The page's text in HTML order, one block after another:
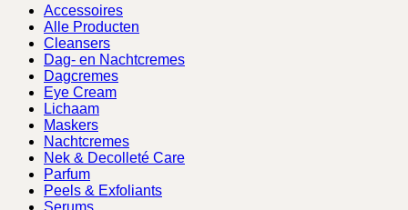
Accessoires
Alle Producten
Cleansers
Dag- en Nachtcremes
Dagcremes
Eye Cream
Lichaam
Maskers
Nachtcremes
Nek & Decolleté Care
Parfum
Peels & Exfoliants
Serums